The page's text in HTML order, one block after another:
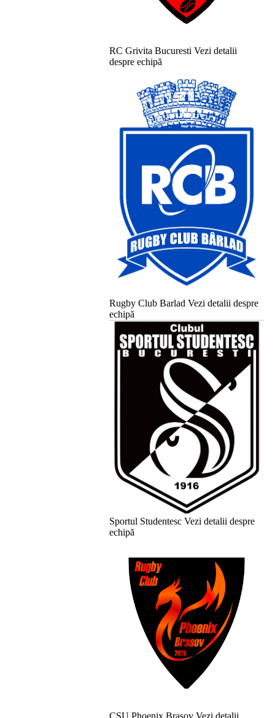
RC Grivita Bucuresti Vezi detalii
despre echipă
Rugby Club Barlad Vezi detalii despre
echipă
Sportul Studentesc Vezi detalii despre
echipă